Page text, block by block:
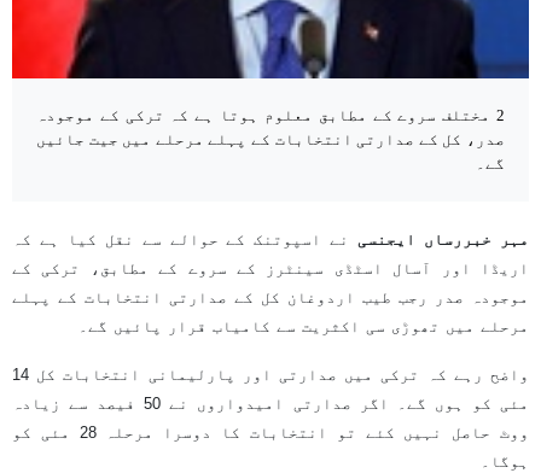
2 مختلف سروے کے مطابق معلوم ہوتا ہے کہ ترکی کے موجودہ
صدر، کل کے صدارتی انتخابات کے پہلے مرحلے میں جیت جائیں
گے۔
مہر خبررساں ایجنسینے اسپوتنک کے حوالے سے نقل کیا ہے کہ
اریڈا اور آسال اسٹڈی سینٹرز کے سروے کے مطابق، ترکی کے
موجودہ صدر رجب طیب اردوغان کل کے صدارتی انتخابات کے پہلے
مرحلے میں تھوڑی سی اکثریت سے کامیاب قرار پائیں گے۔
واضح رہے کہ ترکی میں صدارتی اور پارلیمانی انتخابات کل 14
مئی کو ہوں گے۔ اگر صدارتی امیدواروں نے 50 فیصد سے زیادہ
ووٹ حاصل نہیں کئے تو انتخابات کا دوسرا مرحلہ 28 مئی کو
ہوگا۔